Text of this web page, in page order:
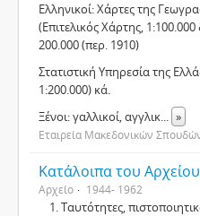
Ελληνικοί: Χάρτες της
(Επιτελικός Χάρτης,
200.000 (περ. 1910)
Στατιστική Υπηρεσία της
1:200.000) κά.
Ξένοι: γαλλικοί, αγγλικ... »
Εταιρεία Μακεδονικών
Αρχείο 1944- 1962
Ταυτότητες,